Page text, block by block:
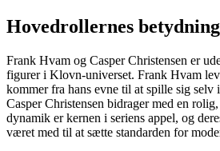
Hovedrollernes betydning
Frank Hvam og Casper Christensen er
figurer i Klovn-universet. Frank Hvam
kommer fra hans evne til at spille sig selv
Casper Christensen bidrager med en
dynamik er kernen i seriens appel, og
været med til at sætte standarden for